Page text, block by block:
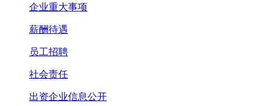
企业重大事项
薪酬待遇
员工招聘
社会责任
出资企业信息公开